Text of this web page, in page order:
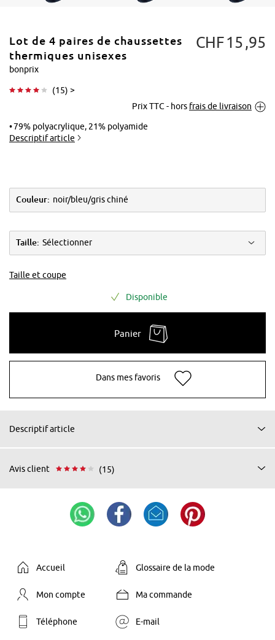
agrandir
Lot de 4 paires de chaussettes
thermiques unisexes
bonprix
(15) >
CHF15 95
Prix TTC - hors frais de livraison
79% polyacrylique, 21% polyamide
Descriptif article
Couleur: noir/bleu/gris chiné
Taille: Sélectionner
Taille et coupe
Disponible
Panier
Dans mes favoris
Descriptif article
Avis client (15)
Accueil Glossaire de la mode
Mon compte Ma commande
Téléphone E-mail